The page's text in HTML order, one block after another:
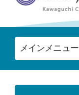
メインメニュー